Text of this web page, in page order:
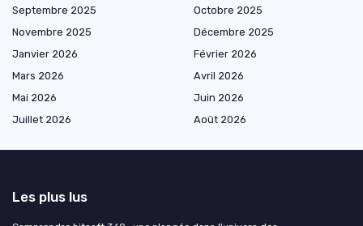
Septembre 2025
Octobre 2025
Novembre 2025
Décembre 2025
Janvier 2026
Février 2026
Mars 2026
Avril 2026
Mai 2026
Juin 2026
Juillet 2026
Août 2026
Les plus lus